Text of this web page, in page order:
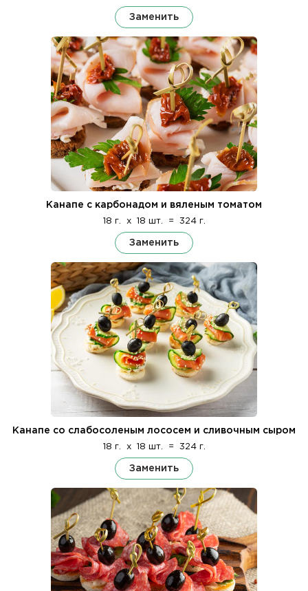
Заменить
Канапе с карбонадом и вяленым томатом
18 г. x 18 шт. = 324 г.
Заменить
Канапе со слабосоленым лососем и сливочным сыром
18 г. x 18 шт. = 324 г.
Заменить